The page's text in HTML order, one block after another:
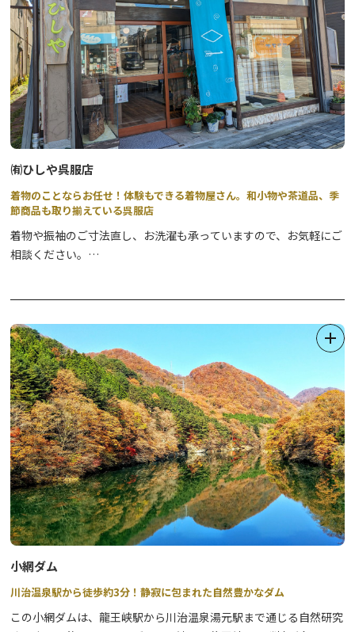
㈲ひしや呉服店
着物のことならお任せ！体験もできる着物屋さん。和小物や茶道品、季
節商品も取り揃えている呉服店
着物や振袖のご寸法直し、お洗濯も承っていますので、お気軽にご
相談ください。
開催日程等の詳細は直接お店までお問い合わせください。（要予
約）
ご来店お待ちしております。
小網ダム
川治温泉駅から徒歩約3分！静寂に包まれた自然豊かなダム
この小網ダムは、龍王峡駅から川治温泉湯元駅まで通じる自然研究